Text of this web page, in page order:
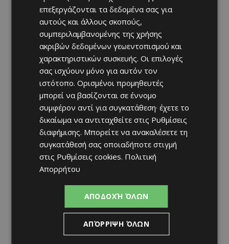
επεξεργάζονται τα δεδομένα σας για
αυτούς και άλλους σκοπούς,
συμπεριλαμβανομένης της χρήσης
ακριβών δεδομένων γεωεντοπισμού και
χαρακτηριστικών συσκευής. Οι επιλογές
σας ισχύουν μόνο για αυτόν τον
ιστότοπο. Ορισμένοι προμηθευτές
μπορεί να βασίζονται σε έννομο
συμφέρον αντί για συγκατάθεση· έχετε το
δικαίωμα να αντιταχθείτε στις Ρυθμίσεις
διαφήμισης. Μπορείτε να ανακαλέσετε τη
συγκατάθεσή σας οποιαδήποτε στιγμή
στις Ρυθμίσεις cookies. Πολιτική
Απορρήτου
ΑΠΟΔΟΧΉ ΌΛΩΝ
ΑΠΌΡΡΙΨΗ ΌΛΩΝ